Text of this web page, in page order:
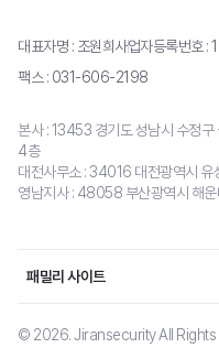
대표자명 : 조원희사업자등록번호
팩스 : 031-606-2198
본사 : 13453 경기도 성남시 수정
4층
대전사무소 : 34016 대전광역시
영남지사 : 48058 부산광역시 해
패밀리 사이트
© 2026. Jiransecurity All Rights